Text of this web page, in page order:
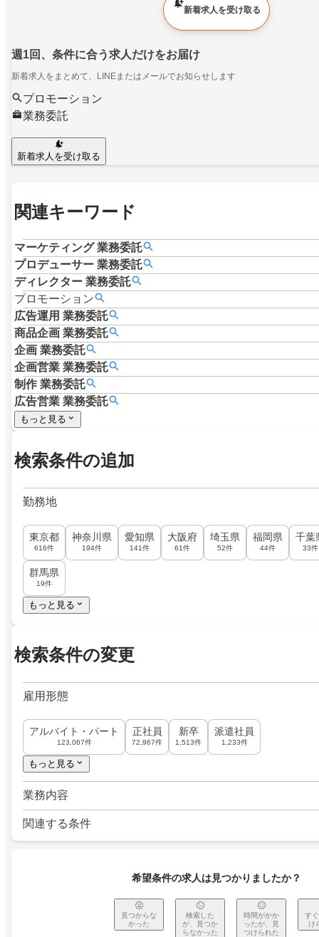
新着求人を受け取る
週1回、条件に合う求人だけをお届け
新着求人をまとめて、LINEまたはメールでお知らせします
プロモーション
業務委託
新着求人を受け取る
関連キーワード
マーケティング 業務委託
プロデューサー 業務委託
ディレクター 業務委託
プロモーション
広告運用 業務委託
商品企画 業務委託
企画 業務委託
企画営業 業務委託
制作 業務委託
広告営業 業務委託
もっと見る
検索条件の追加
勤務地
東京都
616件
神奈川県
194件
愛知県
141件
大阪府
61件
埼玉県
52件
福岡県
44件
千葉
33件
群馬県
19件
もっと見る
検索条件の変更
雇用形態
アルバイト・パート
123,067件
正社員
72,967件
新卒
1,513件
派遣社員
1,233件
もっと見る
業務内容
関連する条件
希望条件の求人は見つかりましたか？
見つからな
かった
検索した
が、見つか
らなかった
時間がかか
ったが、見
つけられた
す
け